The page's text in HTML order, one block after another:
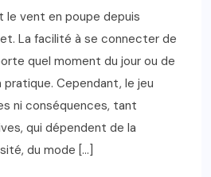
le vent en poupe depuis
La facilité à se connecter de
quel moment du jour ou de
pratique. Cependant, le jeu
ni conséquences, tant
qui dépendent de la
du mode […]